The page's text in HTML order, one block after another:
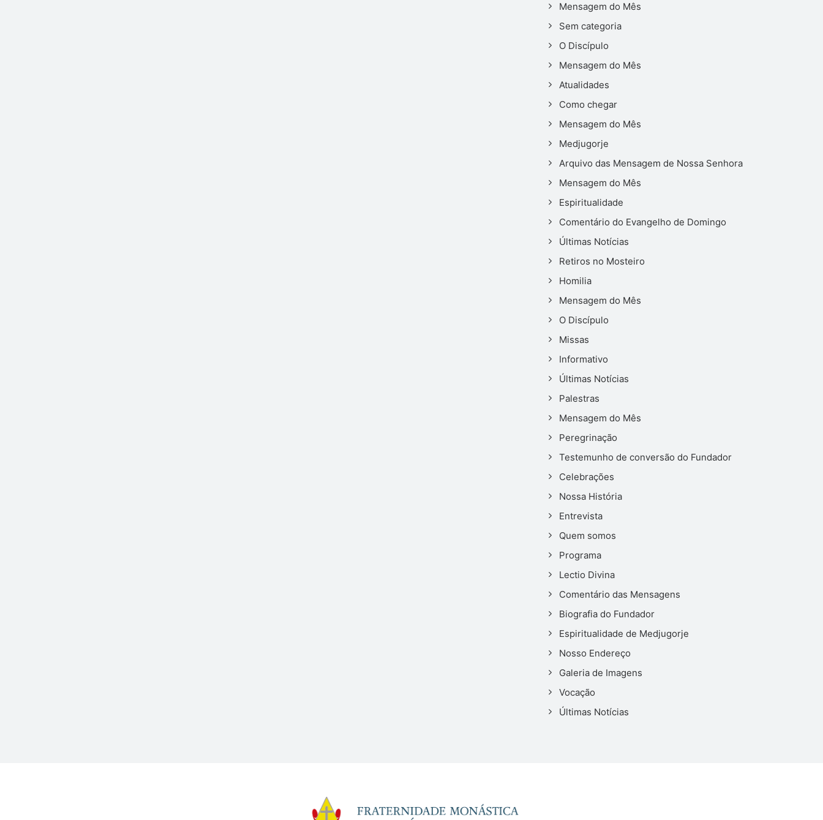
Mensagem do Mês
Sem categoria
O Discípulo
Mensagem do Mês
Atualidades
Como chegar
Mensagem do Mês
Medjugorje
Arquivo das Mensagem de Nossa Senhora
Mensagem do Mês
Espiritualidade
Comentário do Evangelho de Domingo
Últimas Notícias
Retiros no Mosteiro
Homilia
Mensagem do Mês
O Discípulo
Missas
Informativo
Últimas Notícias
Palestras
Mensagem do Mês
Peregrinação
Testemunho de conversão do Fundador
Celebrações
Nossa História
Entrevista
Quem somos
Programa
Lectio Divina
Comentário das Mensagens
Biografia do Fundador
Espiritualidade de Medjugorje
Nosso Endereço
Galeria de Imagens
Vocação
Últimas Notícias